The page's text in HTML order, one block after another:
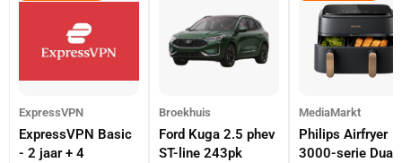
ExpressVPN
ExpressVPN Basic
- 2 jaar + 4
Broekhuis
Ford Kuga 2.5 phev
ST-line 243pk
MediaMarkt
Philips Airfryer
3000-serie Dual